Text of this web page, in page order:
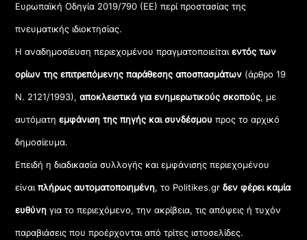
Ευρωπαϊκή Οδηγία 2019/790 (ΕΕ) περί προστασίας της
πνευματικής ιδιοκτησίας.
Η αναδημοσίευση περιεχομένου πραγματοποιείταιεντός των
ορίων της επιτρεπόμενης παράθεσης αποσπασμάτων (άρθρο 19
Ν. 2121/1993), αποκλειστικά για ενημερωτικούς σκοπούς, με
αυτόματηεμφάνιση της πηγής και συνδέσμου προς το αρχικό
δημοσίευμα.
Επειδή η διαδικασία συλλογής και εμφάνισης περιεχομένου
είναιπλήρως αυτοματοποιημένη, το Politikes.grδεν φέρει καμία
ευθύνη για το περιεχόμενο, την ακρίβεια, τις απόψεις ή τυχόν
παραβιάσεις που προέρχονται από τρίτες ιστοσελίδες.